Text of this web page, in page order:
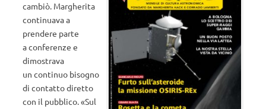
cambiò. Margherita
continuava a
prendere parte
a conferenze e
dimostrava
un continuo bisogno
di contatto diretto
con il pubblico. «Sul